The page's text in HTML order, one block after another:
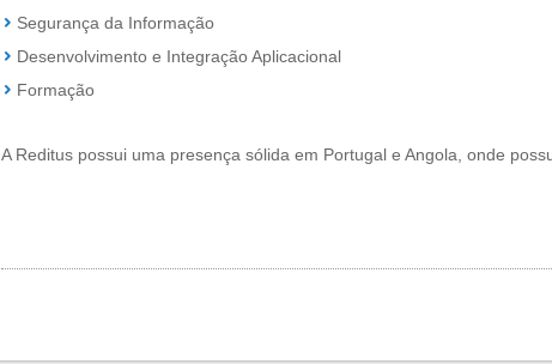
Segurança da Informação
Desenvolvimento e Integração Aplicacional
Formação
A Reditus possui uma presença sólida em Portugal e Angola, onde